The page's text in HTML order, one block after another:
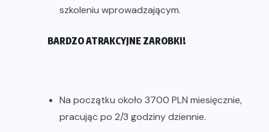
szkoleniu wprowadzającym.
BARDZO ATRAKCYJNE ZAROBKI!
Na początku około 3700 PLN miesięcznie,
pracując po 2/3 godziny dziennie.